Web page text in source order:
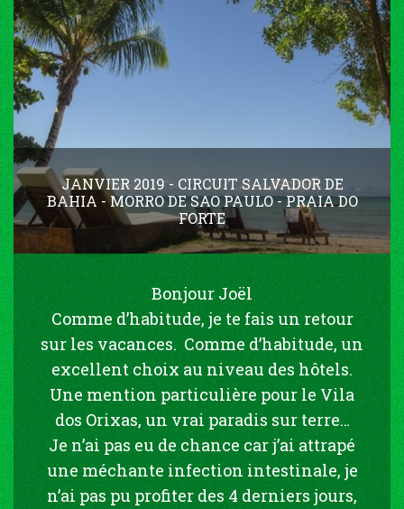
JANVIER 2019 - CIRCUIT SALVADOR DE
BAHIA - MORRO DE SAO PAULO - PRAIA DO
FORTE
Bonjour Joël
Comme d’habitude, je te fais un retour
sur les vacances. Comme d’habitude, un
excellent choix au niveau des hôtels.
Une mention particulière pour le Vila
dos Orixas, un vrai paradis sur terre…
Je n’ai pas eu de chance car j’ai attrapé
une méchante infection intestinale, je
n’ai pas pu profiter des 4 derniers jours,